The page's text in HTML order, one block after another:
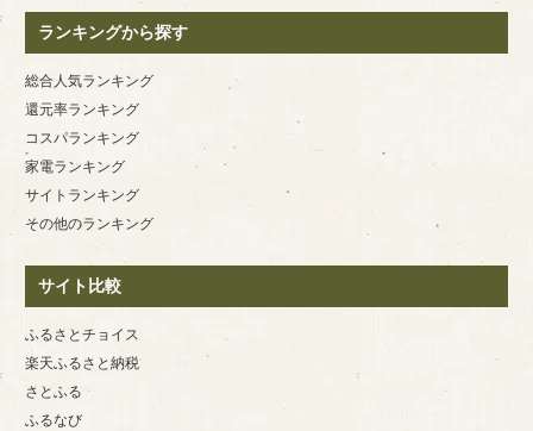
ランキングから探す
総合人気ランキング
還元率ランキング
コスパランキング
家電ランキング
サイトランキング
その他のランキング
サイト比較
ふるさとチョイス
楽天ふるさと納税
さとふる
ふるなび